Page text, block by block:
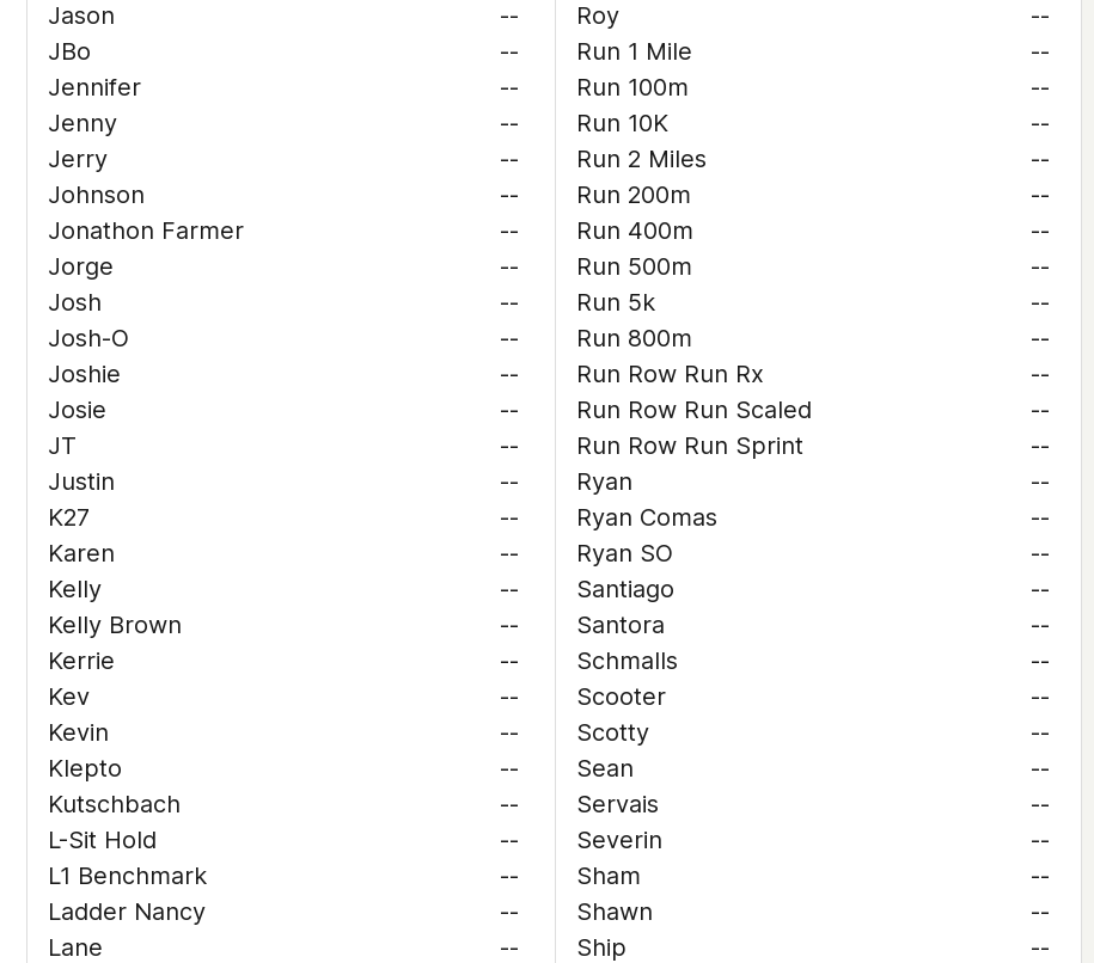
Jason
--
JBo
--
Jennifer
--
Jenny
--
Jerry
--
Johnson
--
Jonathon Farmer
--
Jorge
--
Josh
--
Josh-O
--
Joshie
--
Josie
--
JT
--
Justin
--
K27
--
Karen
--
Kelly
--
Kelly Brown
--
Kerrie
--
Kev
--
Kevin
--
Klepto
--
Kutschbach
--
L-Sit Hold
--
L1 Benchmark
--
Ladder Nancy
--
Lane
--
Roy
--
Run 1 Mile
--
Run 100m
--
Run 10K
--
Run 2 Miles
--
Run 200m
--
Run 400m
--
Run 500m
--
Run 5k
--
Run 800m
--
Run Row Run Rx
--
Run Row Run Scaled
--
Run Row Run Sprint
--
Ryan
--
Ryan Comas
--
Ryan SO
--
Santiago
--
Santora
--
Schmalls
--
Scooter
--
Scotty
--
Sean
--
Servais
--
Severin
--
Sham
--
Shawn
--
Ship
--